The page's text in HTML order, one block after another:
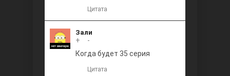
Цитата
Зали
+
-
Когда будет 35 серия
Цитата